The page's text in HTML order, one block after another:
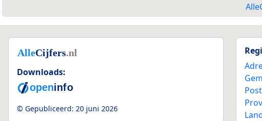
Downloads:
© Gepubliceerd: 20 juni 2026